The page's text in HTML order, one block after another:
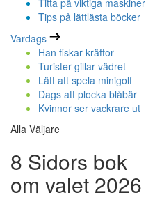
Titta på viktiga maskiner
Tips på lättlästa böcker
Vardags
Han fiskar kräftor
Turister gillar vädret
Lätt att spela minigolf
Dags att plocka blåbär
Kvinnor ser vackrare ut
Alla Väljare
8 Sidors bok
om valet 2026